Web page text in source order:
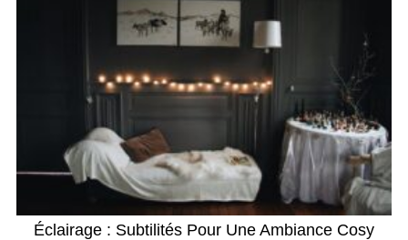
Éclairage : Subtilités Pour Une Ambiance Cosy